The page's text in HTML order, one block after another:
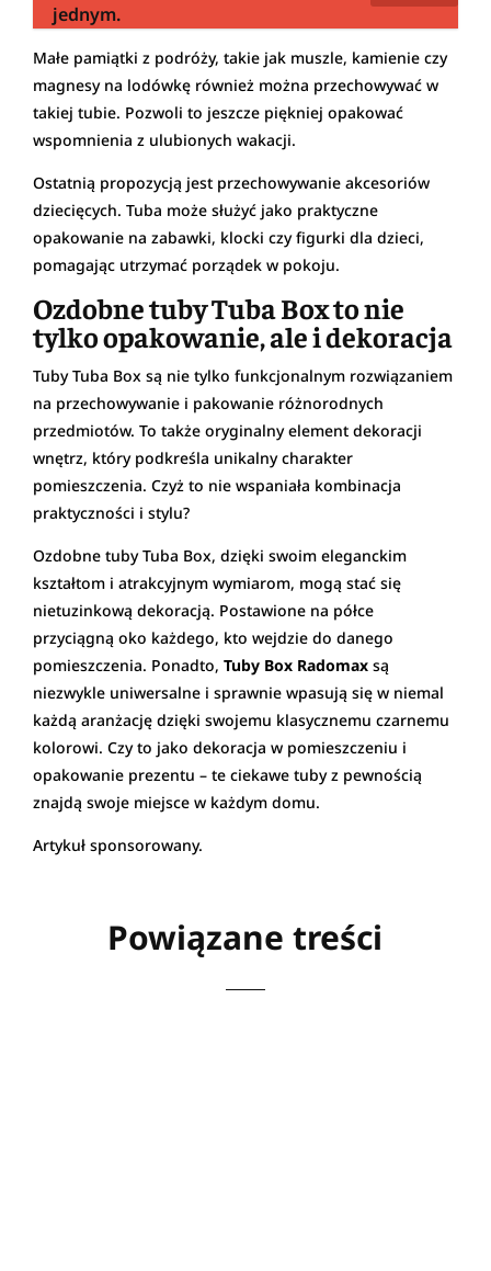
jednym.
Małe pamiątki z podróży, takie jak muszle, kamienie czy
magnesy na lodówkę również można przechowywać w
takiej tubie. Pozwoli to jeszcze piękniej opakować
wspomnienia z ulubionych wakacji.
Ostatnią propozycją jest przechowywanie akcesoriów
dziecięcych. Tuba może służyć jako praktyczne
opakowanie na zabawki, klocki czy figurki dla dzieci,
pomagając utrzymać porządek w pokoju.
Ozdobne tuby Tuba Box to nie
tylko opakowanie, ale i dekoracja
Tuby Tuba Box są nie tylko funkcjonalnym rozwiązaniem
na przechowywanie i pakowanie różnorodnych
przedmiotów. To także oryginalny element dekoracji
wnętrz, który podkreśla unikalny charakter
pomieszczenia. Czyż to nie wspaniała kombinacja
praktyczności i stylu?
Ozdobne tuby Tuba Box, dzięki swoim eleganckim
kształtom i atrakcyjnym wymiarom, mogą stać się
nietuzinkową dekoracją. Postawione na półce
przyciągną oko każdego, kto wejdzie do danego
pomieszczenia. Ponadto, Tuby Box Radomax są
niezwykle uniwersalne i sprawnie wpasują się w niemal
każdą aranżację dzięki swojemu klasycznemu czarnemu
kolorowi. Czy to jako dekoracja w pomieszczeniu i
opakowanie prezentu – te ciekawe tuby z pewnością
znajdą swoje miejsce w każdym domu.
Artykuł sponsorowany.
Powiązane treści